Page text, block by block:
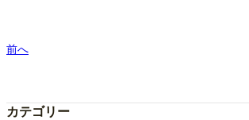
前へ
カテゴリー